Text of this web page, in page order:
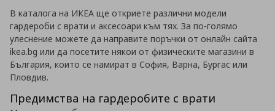
В каталога на ИКЕА ще откриете различни модели
гардероби с врати и аксесоари към тях. За по-голямо
улеснение можете да направите поръчки от онлайн сайта
ikea.bg или да посетите някои от физическите магазини в
България, които се намират в София, Варна, Бургас или
Пловдив.
Предимства на гардеробите с врати